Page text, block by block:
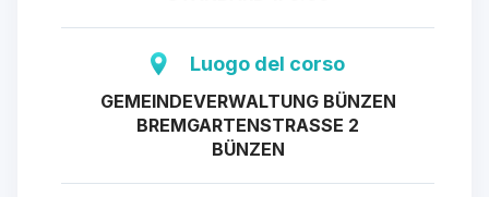
Luogo del corso
GEMEINDEVERWALTUNG BÜNZEN
BREMGARTENSTRASSE 2
BÜNZEN